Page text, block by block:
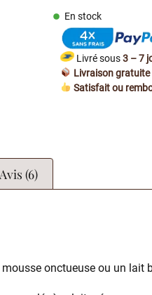
En stock
Livré sous3 – 7
Livraison gratuite
Satisfait ou
Avis (6)
onctueuse ou un lait